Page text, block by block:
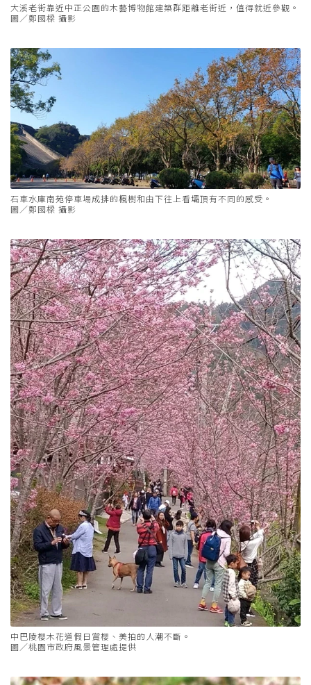
大溪老街靠近中正公園的木藝博物館建築群距離老街近，值得就近參觀。
圖／鄭國樑 攝影
石車水庫南苑停車場成排的楓樹和由下往上看壩頂有不同的感受。
圖／鄭國樑 攝影
中巴陵櫻木花道假日賞櫻、美拍的人潮不斷。
圖／桃園市政府風景管理處提供